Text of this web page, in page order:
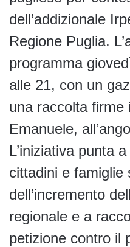
dell’addizionale
Regione Puglia.
programma
alle 21, con un
una raccolta firme
Emanuele,
L’iniziativa punta
cittadini e famiglie
dell’incremento
regionale e a
petizione contro il